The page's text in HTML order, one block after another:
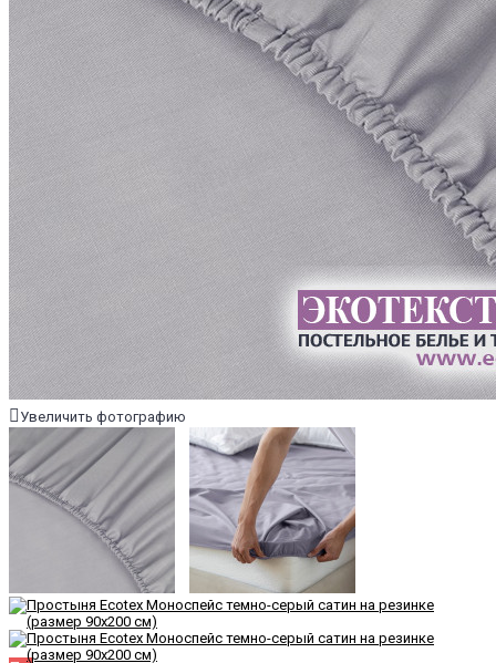
Увеличить фотографию